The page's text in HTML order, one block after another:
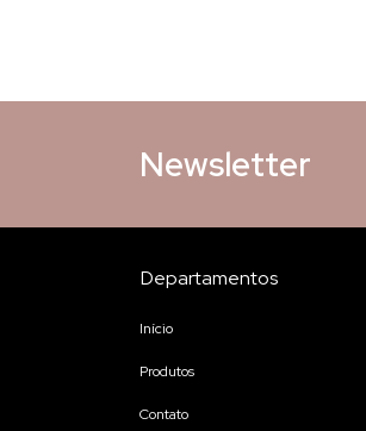
Newsletter
Departamentos
Início
Produtos
Contato